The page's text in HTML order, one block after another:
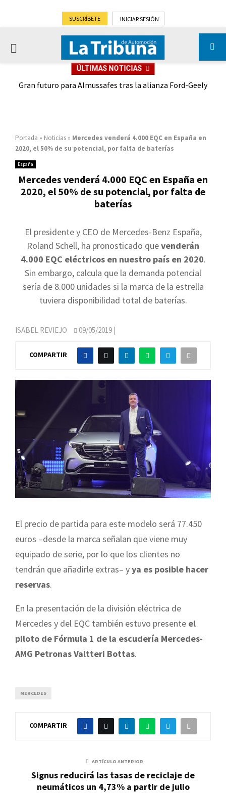
SUSCRÍBETE INICIAR SESIÓN
PRIMARY
ÚLTIMAS NOTICIAS
Gran futuro para Almussafes tras la alianza Ford-Geely
Portada » Noticias » Mercedes venderá 4.000 EQC en España en
2020, el 50% de su potencial, por falta de baterías
España
Mercedes venderá 4.000 EQC en España en
2020, el 50% de su potencial, por falta de
baterías
El presidente y CEO de Mercedes-Benz España,
Roland Schell, ha pronosticado quevenderán
4.000 EQC eléctricos en nuestro país en 2020.
Sin embargo, calcula que la demanda potencial
sería de 8.000 unidades si la marca de la estrella
tuviera disponibilidad total de baterías.
ISABEL REVIEJO 09/05/2019 |
COMPARTIR
El precio de partida para este modelo será 77.450
euros –desde la marca señalan que viene muy
equipado de serie, por lo que los clientes no
tendrán que añadirle extras– yya es posible hacer
reservas.
En la presentación de la división eléctrica de
Mercedes y del EQC también estuvo presente el
piloto de Fórmula 1 de la escudería Mercedes-
AMG Petronas Valtteri Bottas.
MERCEDES
COMPARTIR
ARTÍCULO ANTERIOR
Signus reducirá las tasas de reciclaje de
neumáticos un 4,73% a partir de julio